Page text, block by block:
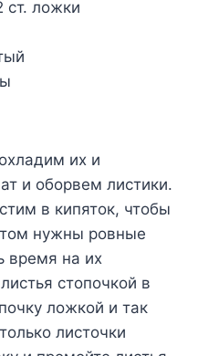
ст. ложки
их и
и оборвем листики.
в кипяток, чтобы
нужны ровные
время на их
стопочкой в
ложкой и так
листочки